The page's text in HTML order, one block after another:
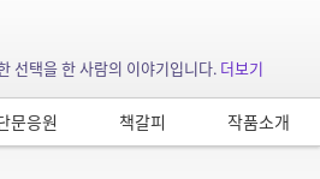
선택을 한 사람의 이야기입니다. 더보기
문응원 책갈피 작품소개